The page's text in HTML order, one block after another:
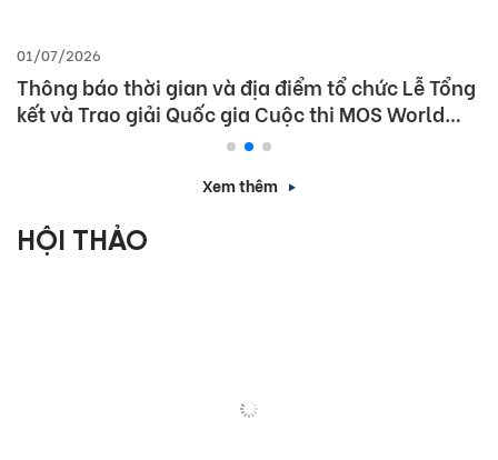
01/07/2026
Thông báo thời gian và địa điểm tổ chức Lễ Tổng
kết và Trao giải Quốc gia Cuộc thi MOS World
Xem thêm
HỘI THẢO